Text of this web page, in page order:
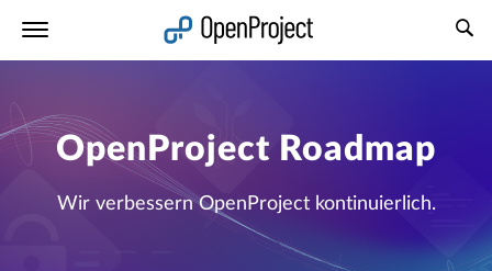
OpenProject Roadmap
Wir verbessern OpenProject kontinuierlich.
Link in neuem Tab öffnen